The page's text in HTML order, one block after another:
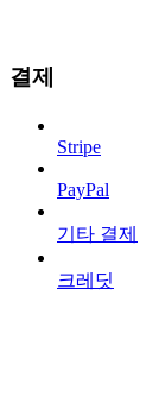
결제
Stripe
PayPal
기타 결제
크레딧